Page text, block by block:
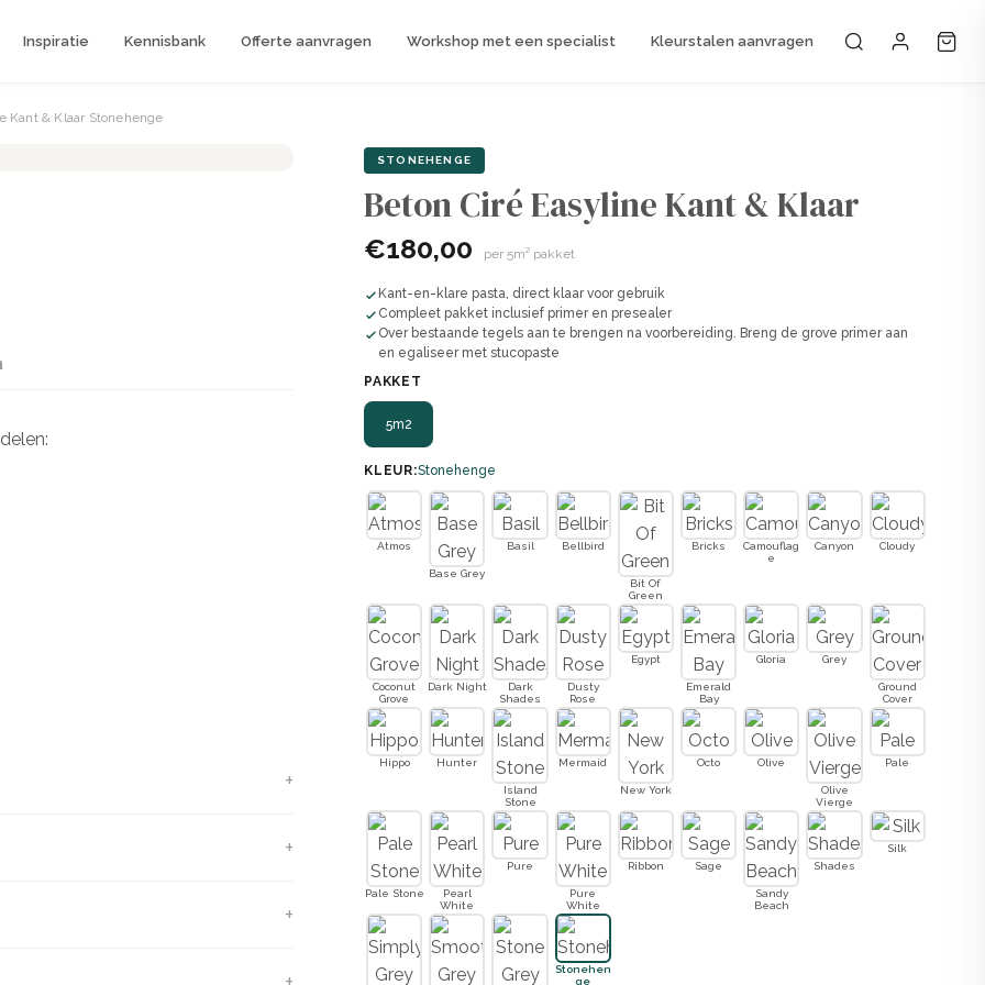
Inspiratie Kennisbank Offerte aanvragen Workshop met een specialist Kleurstalen aanvragen
Mijn
Kant & Klaar Stonehenge
klaar! Voorzie probleemloos
STONEHENGE
Beton Ciré Easyline Kant & Klaar
€180,00 per 5m² pakket
Kant-en-klare pasta, direct klaar voor gebruik
Compleet pakket inclusief primer en presealer
Over bestaande tegels aan te brengen na voorbereiding. Breng de grove primer aan
en egaliseer met stucopaste
PAKKET
5m2
KLEUR:Stonehenge
Atmos
Base Grey
Basil Bellbird
Bit Of
Green
Bricks
Camouflag
e
Canyon Cloudy
Coconut
Grove
Dark Night
Dark
Shades
Dusty
Rose
Egypt
Emerald
Bay
Gloria Grey
Ground
Cover
Hippo Hunter
Island
Stone
Mermaid
New York
Octo Olive
Olive
Vierge
Pale
Pale Stone
Pearl
White
Pure
Pure
White
Ribbon Sage
Sandy
Beach
Shades
Silk
Stonehen
ge